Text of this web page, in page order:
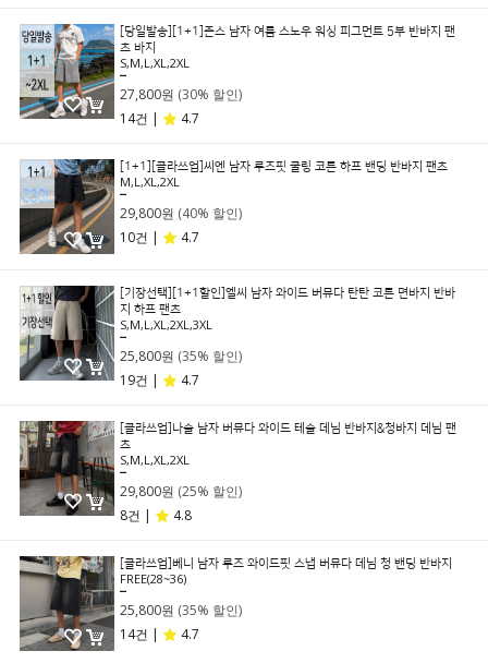
[당일발송][1+1]존스 남자 여름 스노우 워싱 피그먼트 5부 반바지 팬
츠 바지
S,M,L,XL,2XL
27,800원 (30% 할인)
14건 |
4.7
[1+1][클라쓰업]씨엔 남자 루즈핏 쿨링 코튼 하프 밴딩 반바지 팬츠
M,L,XL,2XL
29,800원 (40% 할인)
10건 |
4.7
[기장선택][1+1할인]엘씨 남자 와이드 버뮤다 탄탄 코튼 면바지 반바
지 하프 팬츠
S,M,L,XL,2XL,3XL
25,800원 (35% 할인)
19건 |
4.7
[클라쓰업]나슬 남자 버뮤다 와이드 테슬 데님 반바지&청바지 데님 팬
츠
S,M,L,XL,2XL
29,800원 (25% 할인)
8건 |
4.8
[클라쓰업]베니 남자 루즈 와이드핏 스냅 버뮤다 데님 청 밴딩 반바지
FREE(28~36)
25,800원 (35% 할인)
14건 |
4.7